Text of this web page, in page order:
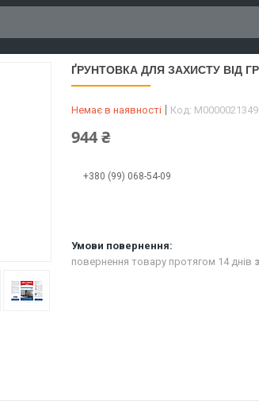
ҐРУНТОВКА ДЛЯ ЗАХИСТУ ВІД
Немає в наявності Код: М0000021349
944 ₴
+380 (99) 068-54-09
повернення товару протягом 14 днів